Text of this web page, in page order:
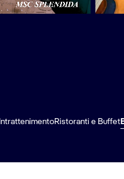
IntrattenimentoRistoranti e Buffet